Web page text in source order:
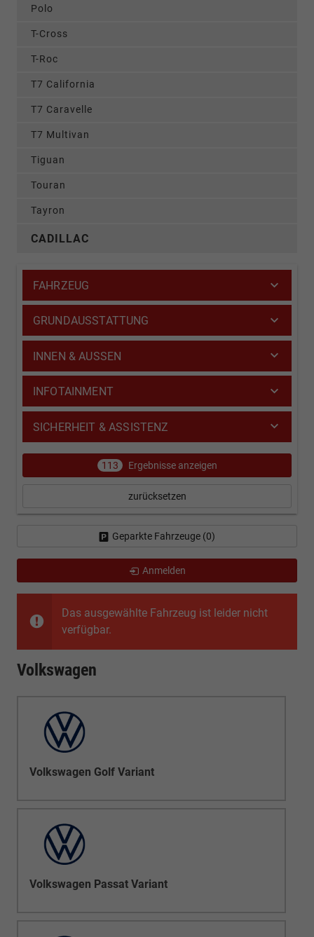
Das ausgewählte Fahrzeug ist leider nicht
verfügbar.
Volkswagen
Volkswagen Golf Variant
Volkswagen Passat Variant
Polo
T-Cross
T-Roc
T7 California
T7 Caravelle
T7 Multivan
Tiguan
Touran
Tayron
CADILLAC
FAHRZEUG
GRUNDAUSSTATTUNG
INNEN & AUSSEN
INFOTAINMENT
SICHERHEIT & ASSISTENZ
113 Ergebnisse anzeigen
zurücksetzen
Geparkte Fahrzeuge (0)
Anmelden